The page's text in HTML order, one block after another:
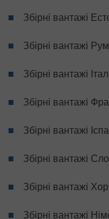
Збірні вантажі
Збірні вантажі
Збірні вантажі
Збірні вантажі
Збірні вантажі
Збірні вантажі
Збірні вантажі
Збірні вантажі